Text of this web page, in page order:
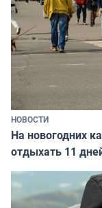
НОВОСТИ
На новогодних
отдыхать 11